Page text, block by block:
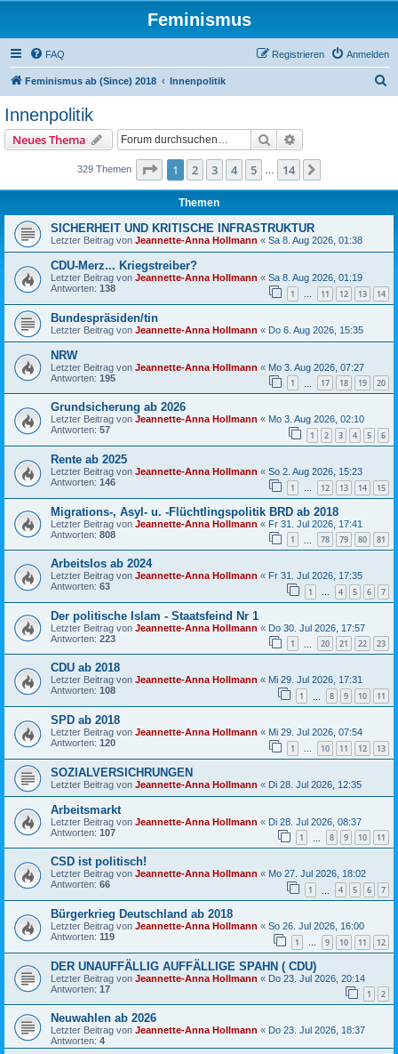
Feminismus
FAQ Anmelden
Registrieren
Feminismus ab (Since) 2018 Innenpolitik
Innenpolitik
Neues Thema Suche
329 Themen Seite 1von 14
1 2 3 4 5 14
Themen
SICHERHEIT UND KRITISCHE INFRASTRUKTUR
Letzter Beitrag von Jeannette-Anna Hollmann « Sa 8. Aug 2026, 01:38
CDU-Merz... Kriegstreiber?
Letzter Beitrag von Jeannette-Anna Hollmann « Sa 8. Aug 2026, 01:19
Antworten: 138 1 … 11 12 13 14
Bundespräsiden/tin
Letzter Beitrag von Jeannette-Anna Hollmann « Do 6. Aug 2026, 15:35
NRW
Letzter Beitrag von Jeannette-Anna Hollmann « Mo 3. Aug 2026, 07:27
Antworten: 195 1 17 18 19 20
Grundsicherung ab 2026
Letzter Beitrag von Jeannette-Anna Hollmann « Mo 3. Aug 2026, 02:10
Antworten: 57 1 2 3 4 5 6
Rente ab 2025
Letzter Beitrag von Jeannette-Anna Hollmann « So 2. Aug 2026, 15:23
Antworten: 146 1 … 12 13 14 15
Migrations-, Asyl- u. -Flüchtlingspolitik BRD ab 2018
Letzter Beitrag von Jeannette-Anna Hollmann « Fr 31. Jul 2026, 17:41
Antworten: 808 1 78 79 80 81
Arbeitslos ab 2024
Letzter Beitrag von Jeannette-Anna Hollmann « Fr 31. Jul 2026, 17:35
Antworten: 63 1 … 4 5 6 7
Der politische Islam - Staatsfeind Nr 1
Letzter Beitrag von Jeannette-Anna Hollmann « Do 30. Jul 2026, 17:57
Antworten: 223 1 20 21 22 23
CDU ab 2018
Letzter Beitrag von Jeannette-Anna Hollmann « Mi 29. Jul 2026, 17:31
Antworten: 108 1 8 9 10 11
SPD ab 2018
Letzter Beitrag von Jeannette-Anna Hollmann « Mi 29. Jul 2026, 07:54
Antworten: 120 1 … 10 11 12 13
SOZIALVERSICHRUNGEN
Letzter Beitrag von Jeannette-Anna Hollmann « Di 28. Jul 2026, 12:35
Arbeitsmarkt
Letzter Beitrag von Jeannette-Anna Hollmann « Di 28. Jul 2026, 08:37
Antworten: 107 1 8 9 10 11
CSD ist politisch!
Letzter Beitrag von Jeannette-Anna Hollmann « Mo 27. Jul 2026, 18:02
Antworten: 66 1 4 5 6 7
Bürgerkrieg Deutschland ab 2018
Letzter Beitrag von Jeannette-Anna Hollmann « So 26. Jul 2026, 16:00
Antworten: 119 1 … 9 10 11 12
DER UNAUFFÄLLIG AUFFÄLLIGE SPAHN ( CDU)
Letzter Beitrag von Jeannette-Anna Hollmann « Do 23. Jul 2026, 20:14
Antworten: 17 1 2
Neuwahlen ab 2026
Letzter Beitrag von Jeannette-Anna Hollmann « Do 23. Jul 2026, 18:37
Antworten: 4